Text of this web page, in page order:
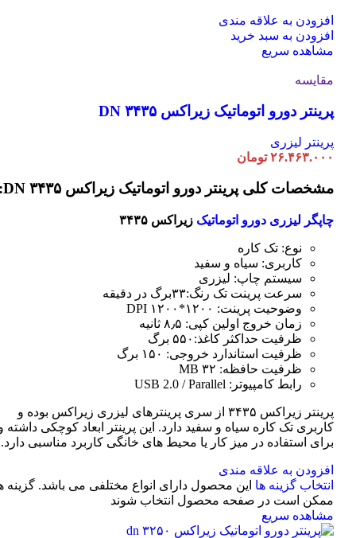
افزودن به علاقه مندی
افزودن به سبد خرید
مشاهده سریع
مقایسه
پرینتر دورو اتوماتیک زیراکس DN ۳۴۳۵
پرینتر لیزری
۲۶.۴۶۳.۰۰۰ تومان
مشخصات کلی پرینتر دورو اتوماتیک زیراکس DN ۳۴۳۵:
چاپگر لیزری دورو اتوماتیک زیراکس ۳۴۳۵
نوع: تک کاره
کاربری: سیاه و سفید
سیستم چاپ: لیزری
سرعت پرینت تک رنگ:۳۳برگ در دقیقه
وضوحیت پرینت: ۱۲۰۰*۱۲۰۰ DPI
زمان خروج اولین کپی: ۸٫۵ ثانیه
ظرفیت حداکثر کاغذ:۵۵۰ برگ
ظرفیت استاندارد خروجی: ۱۵۰ برگ
ظرفیت حافظه: ۳۲ MB
رابط کامپیوتر: USB 2.0 / Parallel
پرینتر زیراکس ۳۴۳۵ از سری پرینترهای لیزری زیراکس بوده و
کاربری تک کاره سیاه و سفید دارد. این پرینتر ابعاد کوچکی داشته
برای استفاده در میز کار یا محیط های خانگی کاربرد مناسبی دارد.
افزودن به علاقه مندی
انتخاب گزینه ها این محصول دارای انواع مختلفی می باشد. گزینه
ممکن است در صفحه محصول انتخاب شوند
مشاهده سریع